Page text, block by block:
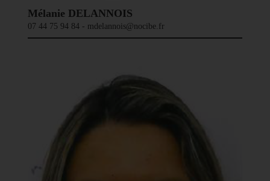
Mélanie DELANNOIS
07 44 75 94 84 - mdelannois@nocibe.fr